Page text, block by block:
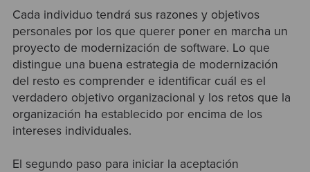
Cada individuo tendrá sus razones y objetivos
personales por los que querer poner en marcha un
proyecto de modernización de software. Lo que
distingue una buena estrategia de modernización
del resto es comprender e identificar cuál es el
verdadero objetivo organizacional y los retos que la
organización ha establecido por encima de los
intereses individuales.
El segundo paso para iniciar la aceptación